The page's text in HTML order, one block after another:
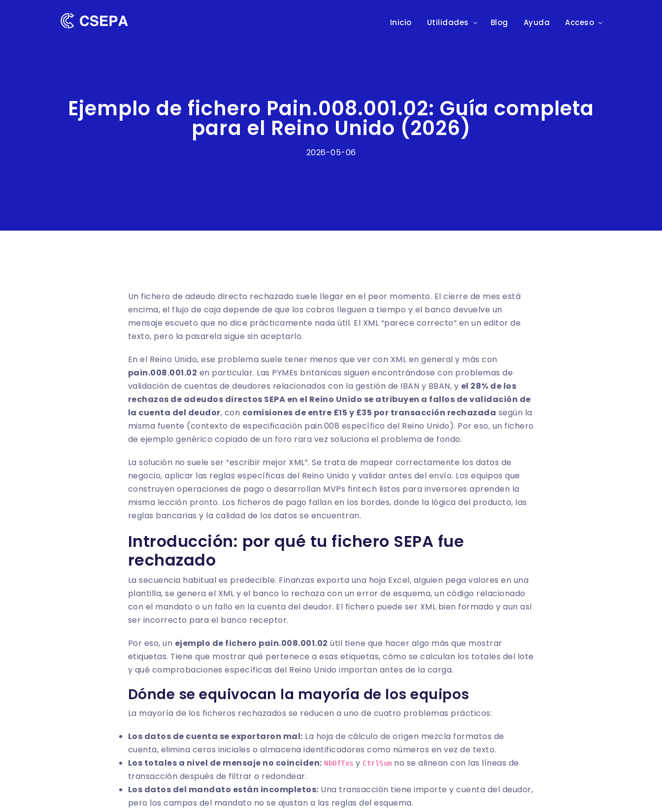
Inicio Utilidades Blog Ayuda Acceso
Ejemplo de fichero Pain.008.001.02: Guía completa
para el Reino Unido (2026)
2026-05-06
Un fichero de adeudo directo rechazado suele llegar en el peor momento. El cierre de mes está
encima, el flujo de caja depende de que los cobros lleguen a tiempo y el banco devuelve un
mensaje escueto que no dice prácticamente nada útil. El XML “parece correcto” en un editor de
texto, pero la pasarela sigue sin aceptarlo.
En el Reino Unido, ese problema suele tener menos que ver con XML en general y más con
pain.008.001.02 en particular. Las PYMEs británicas siguen encontrándose con problemas de
validación de cuentas de deudores relacionados con la gestión de IBAN y BBAN, y el 28% de los
rechazos de adeudos directos SEPA en el Reino Unido se atribuyen a fallos de validación de
la cuenta del deudor, con comisiones de entre £15 y £35 por transacción rechazada según la
misma fuente (contexto de especificación pain.008 específico del Reino Unido). Por eso, un fichero
de ejemplo genérico copiado de un foro rara vez soluciona el problema de fondo.
La solución no suele ser “escribir mejor XML”. Se trata de mapear correctamente los datos de
negocio, aplicar las reglas específicas del Reino Unido y validar antes del envío. Los equipos que
construyen operaciones de pago o desarrollan MVPs fintech listos para inversores aprenden la
misma lección pronto. Los ficheros de pago fallan en los bordes, donde la lógica del producto, las
reglas bancarias y la calidad de los datos se encuentran.
Introducción: por qué tu fichero SEPA fue
rechazado
La secuencia habitual es predecible. Finanzas exporta una hoja Excel, alguien pega valores en una
plantilla, se genera el XML y el banco lo rechaza con un error de esquema, un código relacionado
con el mandato o un fallo en la cuenta del deudor. El fichero puede ser XML bien formado y aun así
ser incorrecto para el banco receptor.
Por eso, un ejemplo de fichero pain.008.001.02 útil tiene que hacer algo más que mostrar
etiquetas. Tiene que mostrar qué pertenece a esas etiquetas, cómo se calculan los totales del lote
y qué comprobaciones específicas del Reino Unido importan antes de la carga.
Dónde se equivocan la mayoría de los equipos
La mayoría de los ficheros rechazados se reducen a uno de cuatro problemas prácticos:
Los datos de cuenta se exportaron mal: La hoja de cálculo de origen mezcla formatos de
cuenta, elimina ceros iniciales o almacena identificadores como números en vez de texto.
Los totales a nivel de mensaje no coinciden: NbOfTxs y CtrlSum no se alinean con las líneas de
transacción después de filtrar o redondear.
Los datos del mandato están incompletos: Una transacción tiene importe y cuenta del deudor,
pero los campos del mandato no se ajustan a las reglas del esquema.